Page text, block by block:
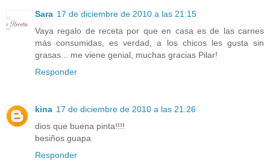
Sara 17 de diciembre de 2010 a las 21:15
Vaya regalo de receta por que en casa es de las carnes
más consumidas, es verdad, a los chicos les gusta sin
grasas... me viene genial, muchas gracias Pilar!
Responder
kina 17 de diciembre de 2010 a las 21:26
dios que buena pinta!!!!
besiños guapa
Responder